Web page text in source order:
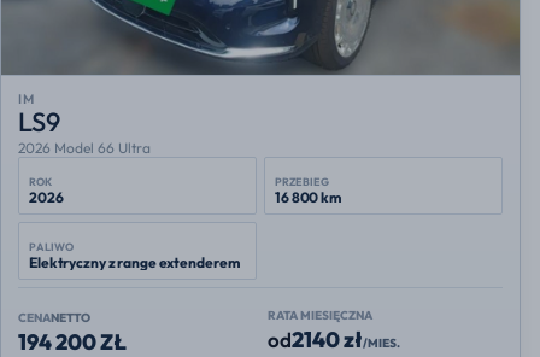
IM
LS9
2026 Model 66 Ultra
ROK
2026
PRZEBIEG
16 800 km
PALIWO
Elektryczny z range extenderem
CENANETTO
194 200 ZŁ
RATA MIESIĘCZNA
od2140 zł/MIES.